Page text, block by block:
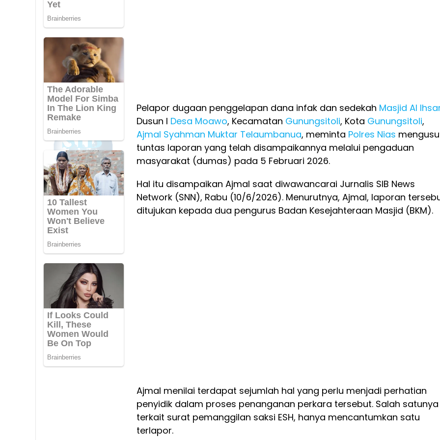
Pelapor dugaan penggelapan dana infak dan sedekah Masjid Al
Dusun I Desa Moawo, Kecamatan Gunungsitoli, Kota Gunungsitoli,
Ajmal Syahman Muktar Telaumbanua, meminta Polres Nias
tuntas laporan yang telah disampaikannya melalui pengaduan
masyarakat (dumas) pada 5 Februari 2026.
Hal itu disampaikan Ajmal saat diwawancarai Jurnalis SIB News
Network (SNN), Rabu (10/6/2026). Menurutnya, Ajmal, laporan
ditujukan kepada dua pengurus Badan Kesejahteraan Masjid (BKM).
Ajmal menilai terdapat sejumlah hal yang perlu menjadi perhatian
penyidik dalam proses penanganan perkara tersebut. Salah satunya
terkait surat pemanggilan saksi ESH, hanya mencantumkan satu
terlapor.